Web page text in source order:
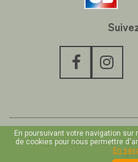
VERT-TIGES SAS 62
En poursuivant votre navigation
de cookies pour nous permettre
En